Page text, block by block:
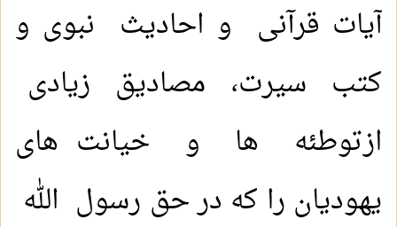
آیات قرآنی و احادیث نبوی و
کتب سیرت، مصادیق زیادی
ازتوطئه ها و خیانت های
یهودیان را که در حق رسول الله